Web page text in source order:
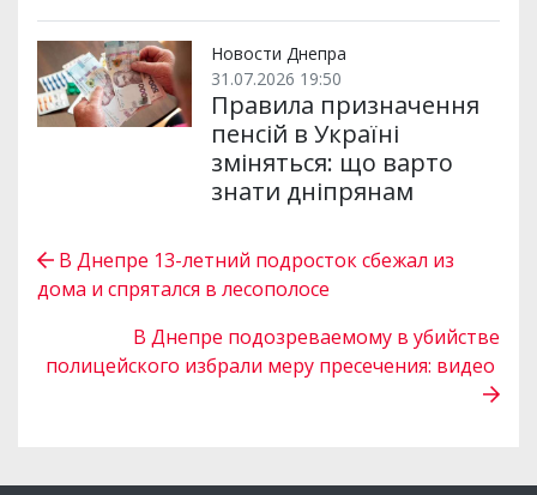
Новости Днепра
31.07.2026 19:50
Правила призначення
пенсій в Україні
зміняться: що варто
знати дніпрянам
В Днепре 13-летний подросток сбежал из
дома и спрятался в лесополосе
В Днепре подозреваемому в убийстве
полицейского избрали меру пресечения: видео